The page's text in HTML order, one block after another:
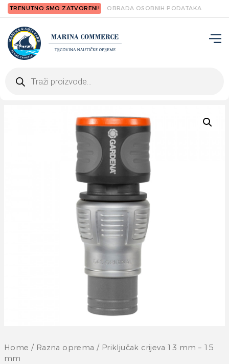
TRENUTNO SMO ZATVORENI! OBRADA OSOBNIH PODATAKA
search
Home / Razna oprema / Priključak crijeva 13 mm – 15
mm